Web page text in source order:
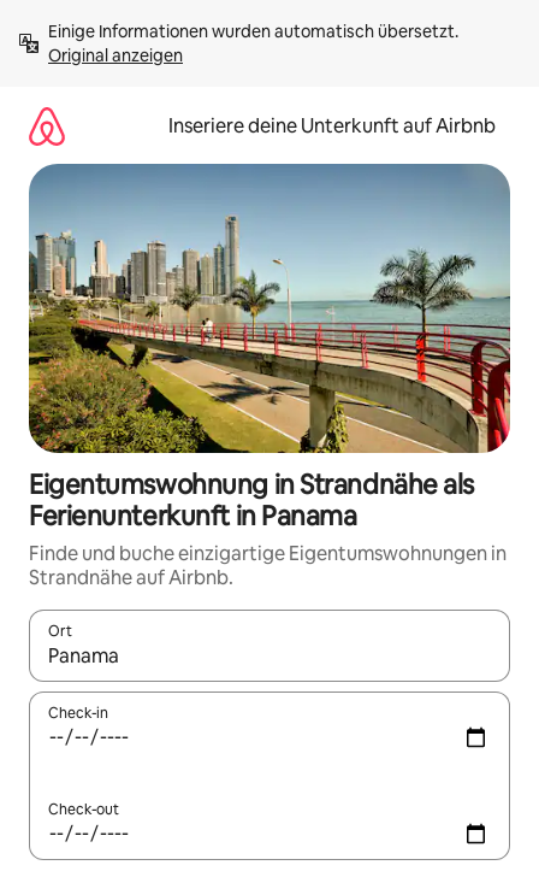
Inhalten
springenOriginal anzeigen
Inseriere deine Unterkunft auf Airbnb
Eigentumswohnung in Strandnähe als
Ferienunterkunft in Panama
Finde und buche einzigartige Eigentumswohnungen in
Strandnähe auf Airbnb.
Ort
Wenn Ergebnisse verfügbar sind, navigiere mit den
Check-in
Check-out